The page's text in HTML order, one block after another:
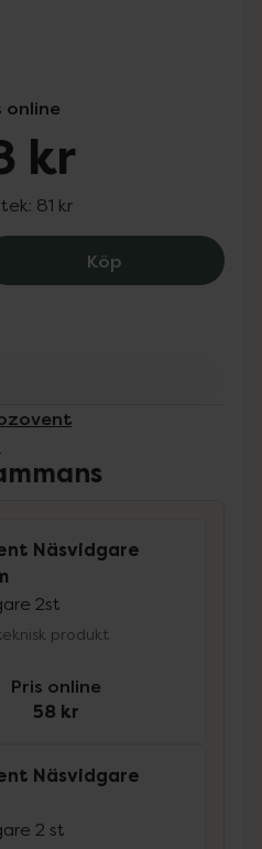
online
kr
81 kr
KöpNozovent
Näsvidgare
2st
produkt
Pris online
58 kr
Näsvidgare
2 st